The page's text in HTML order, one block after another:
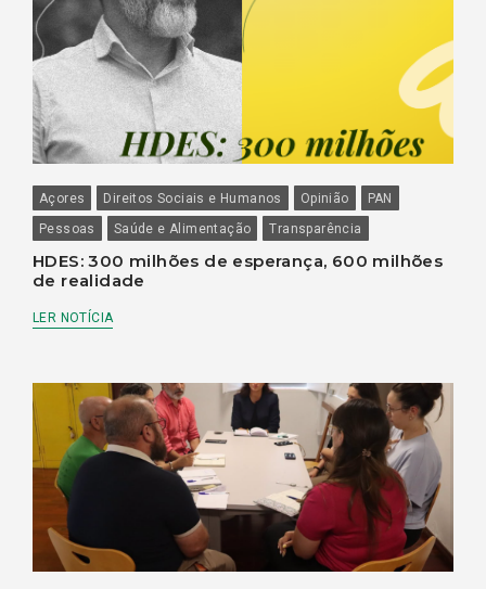
Açores Direitos Sociais e Humanos Opinião
PAN
Pessoas
Saúde e Alimentação Transparência
HDES: 300 milhões de esperança, 600 milhões
de realidade
LER NOTÍCIA